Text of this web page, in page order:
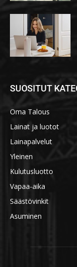
SUOSITUT
Oma Talous
Lainat ja luotot
Lainapalvelut
Yleinen
Kulutusluotto
Vapaa-aika
Säästövinkit
Asuminen